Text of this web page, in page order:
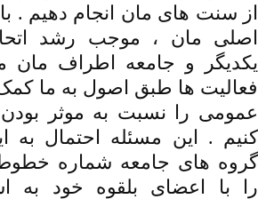
از سنت های مان انجام دهیم .
اصلی مان ، موجب رشد
یکدیگر و جامعه اطراف مان
فعالیت ها طبق اصول به ما کمک
کنیم . این مسئله احتمال به
را با اعضای بلقوه خود به